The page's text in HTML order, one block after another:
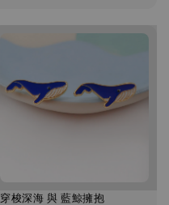
穿梭深海 與 藍鯨擁抱